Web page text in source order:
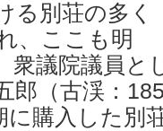
別荘の多く
、ここも明
衆議院議員と
郎（古渓：
に購入した別